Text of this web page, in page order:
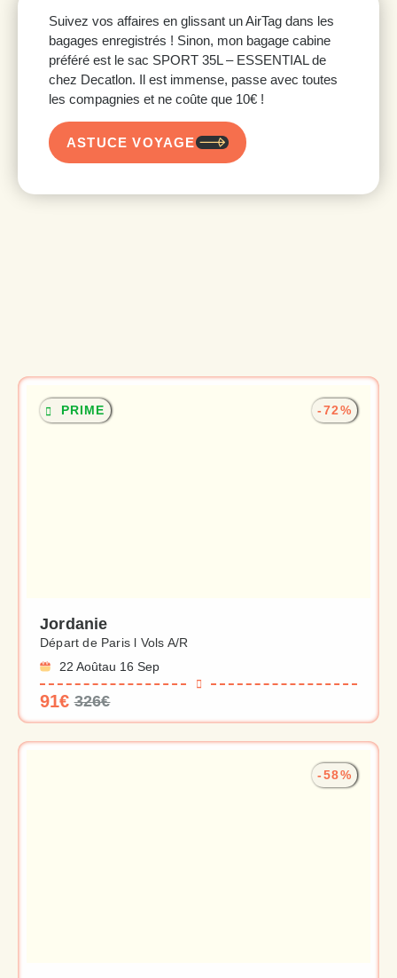
Suivez vos affaires en glissant un AirTag dans les
bagages enregistrés ! Sinon, mon bagage cabine
préféré est le sac SPORT 35L – ESSENTIAL de
chez Decatlon. Il est immense, passe avec toutes
les compagnies et ne coûte que 10€ !
ASTUCE VOYAGE
PRIME -72%
Jordanie
Départ de Paris l Vols A/R
22 Aoûtau 16 Sep
91€ 326€
-58%